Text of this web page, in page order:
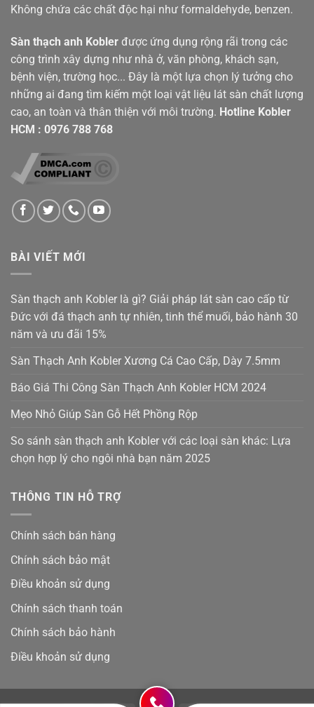
Không chứa các chất độc hại như formaldehyde, benzen.
Sàn thạch anh Kobler được ứng dụng rộng rãi trong các
công trình xây dựng như nhà ở, văn phòng, khách sạn,
bệnh viện, trường học... Đây là một lựa chọn lý tưởng cho
những ai đang tìm kiếm một loại vật liệu lát sàn chất lượng
cao, an toàn và thân thiện với môi trường. Hotline Kobler
HCM : 0976 788 768
BÀI VIẾT MỚI
Sàn thạch anh Kobler là gì? Giải pháp lát sàn cao cấp từ
Đức với đá thạch anh tự nhiên, tinh thể muối, bảo hành 30
năm và ưu đãi 15%
Sàn Thạch Anh Kobler Xương Cá Cao Cấp, Dày 7.5mm
Báo Giá Thi Công Sàn Thạch Anh Kobler HCM 2024
Mẹo Nhỏ Giúp Sàn Gỗ Hết Phồng Rộp
So sánh sàn thạch anh Kobler với các loại sàn khác: Lựa
chọn hợp lý cho ngôi nhà bạn năm 2025
THÔNG TIN HỖ TRỢ
Chính sách bán hàng
Chính sách bảo mật
Điều khoản sử dụng
Chính sách thanh toán
Chính sách bảo hành
Điều khoản sử dụng